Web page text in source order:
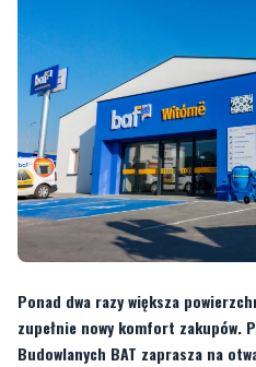
Ponad dwa razy większa
zupełnie nowy komfort zakupów.
Budowlanych BAT zaprasza na